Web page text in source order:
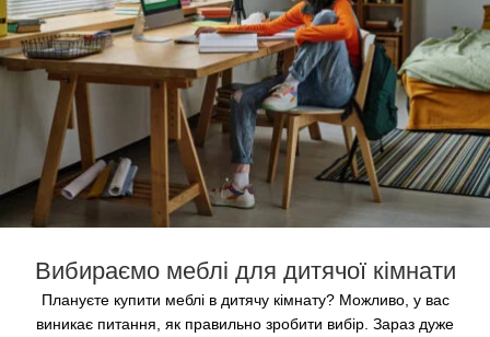
Вибираємо меблі для дитячої кімнати
Плануєте купити меблі в дитячу кімнату? Можливо, у вас
виникає питання, як правильно зробити вибір. Зараз дуже